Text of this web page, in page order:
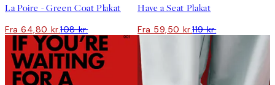
La Poire - Green Coat Plakat
Fra 64,80 kr.108 kr.
Have a Seat Plakat
Fra 59,50 kr.119 kr.